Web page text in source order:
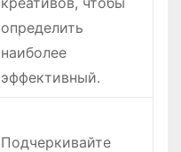
определить
наиболее
эффективный.
Подчеркивайте